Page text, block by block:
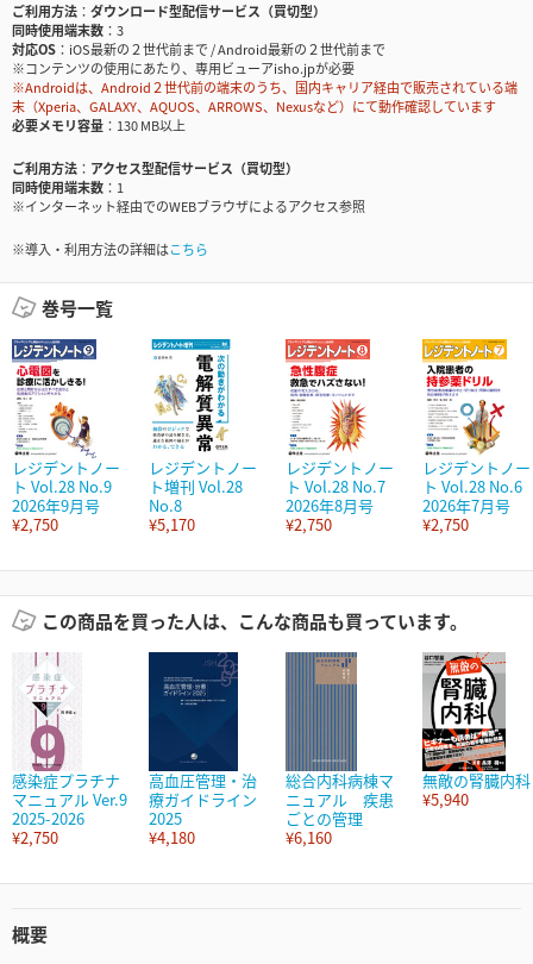
ご利用方法
ダウンロード型配信サービス（買切型）
同時使用端末数
3
対応OS
iOS最新の２世代前まで / Android最新の２世代前まで
※コンテンツの使用にあたり、専用ビューアisho.jpが必要
※Androidは、Android２世代前の端末のうち、国内キャリア経由で販売されている端
末（Xperia、GALAXY、AQUOS、ARROWS、Nexusなど）にて動作確認しています
必要メモリ容量
130 MB以上
ご利用方法
アクセス型配信サービス（買切型）
同時使用端末数
1
※インターネット経由でのWEBブラウザによるアクセス参照
※導入・利用方法の詳細はこちら
巻号一覧
レジデントノー
ト Vol.28 No.9
2026年9月号
¥2,750
レジデントノー
ト増刊 Vol.28
No.8
¥5,170
レジデントノー
ト Vol.28 No.7
2026年8月号
¥2,750
レジデントノー
ト Vol.28 No.6
2026年7月号
¥2,750
この商品を買った人は、こんな商品も買っています。
感染症プラチナ
マニュアル Ver.9
2025-2026
¥2,750
高血圧管理・治
療ガイドライン
2025
¥4,180
総合内科病棟マ
ニュアル 疾患
ごとの管理
¥6,160
無敵の腎臓内科
¥5,940
概要